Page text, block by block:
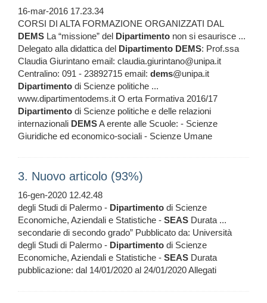
16-mar-2016 17.23.34
CORSI DI ALTA FORMAZIONE ORGANIZZATI DAL
DEMS La “missione” del Dipartimento non si esaurisce ...
Delegato alla didattica del Dipartimento DEMS: Prof.ssa
Claudia Giurintano email: claudia.giurintano@unipa.it
Centralino: 091 - 23892715 email: dems@unipa.it
Dipartimento di Scienze politiche ...
www.dipartimentodems.it O erta Formativa 2016/17
Dipartimento di Scienze politiche e delle relazioni
internazionali DEMSA erente alle Scuole: - Scienze
Giuridiche ed economico-sociali - Scienze Umane
3. Nuovo articolo (93%)
16-gen-2020 12.42.48
degli Studi di Palermo - Dipartimento di Scienze
Economiche, Aziendali e Statistiche - SEAS Durata ...
secondarie di secondo grado” Pubblicato da: Università
degli Studi di Palermo - Dipartimento di Scienze
Economiche, Aziendali e Statistiche - SEAS Durata
pubblicazione: dal 14/01/2020 al 24/01/2020 Allegati